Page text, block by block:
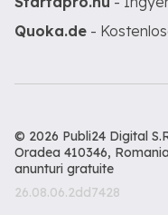
Quoka.de -
© 2026 Publi24 Digital
Oradea 410346,
anunturi gratuite
26.08.06.2dd7428